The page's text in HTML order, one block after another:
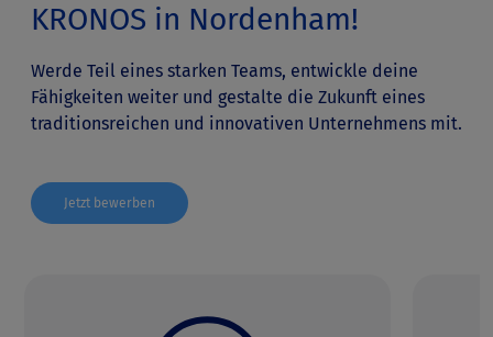
KRONOS in Nordenham!
Werde Teil eines starken Teams, entwickle deine
Fähigkeiten weiter und gestalte die Zukunft eines
traditionsreichen und innovativen Unternehmens mit.
Jetzt bewerben